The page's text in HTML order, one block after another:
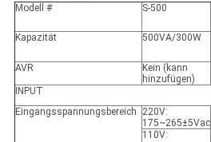
Modell # S-500
Kapazität 500VA/300W
AVR
Kein (kann
hinzufügen)
INPUT
Eingangsspannungsbereich
220V:
175~265±5Vac
110V: